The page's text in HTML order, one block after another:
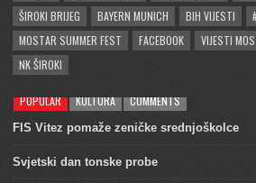
ŠIROKI BRIJEG
BAYERN MUNICH BIH VIJESTI
MOSTAR SUMMER FEST
FACEBOOK VIJESTI
NK ŠIROKI
POPULAR KULTURA COMMENTS
FIS Vitez pomaže zeničke srednjoškolce
Svjetski dan tonske probe